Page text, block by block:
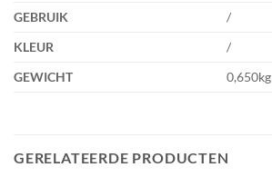
GEBRUIK
/
KLEUR
/
GEWICHT
0,650kg
GERELATEERDE PRODUCTEN